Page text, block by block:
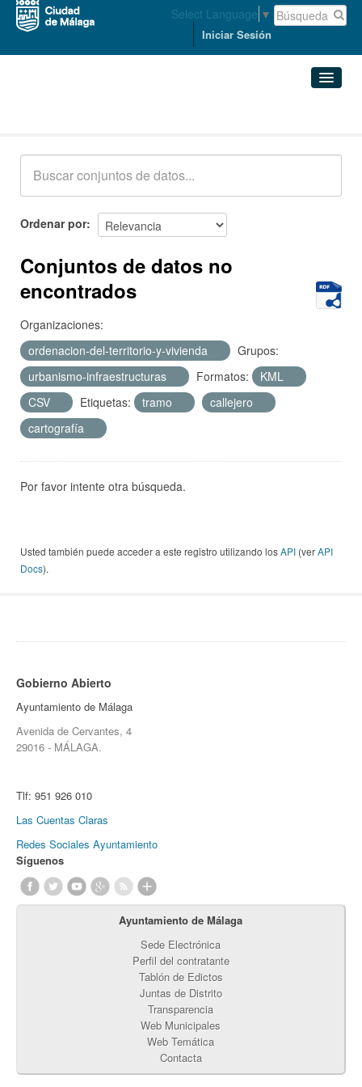
Select Language ▼
Iniciar Sesión
Acerca de
Ordenar por
Conjuntos de datos no
encontrados
Organizaciones:
ordenacion-del-territorio-y-vivienda
Grupos:
urbanismo-infraestructuras
Formatos:
KML
CSV
Etiquetas: tramo
callejero
cartografía
Por favor intente otra búsqueda.
Usted también puede acceder a este registro utilizando losAPI (verAPI
Docs).
Gobierno Abierto
Ayuntamiento de Málaga
Avenida de Cervantes, 4
29016 - MÁLAGA.
Tlf: 951 926 010
Las Cuentas Claras
Redes Sociales Ayuntamiento
Síguenos
Ayuntamiento de Málaga
Sede Electrónica
Perfil del contratante
Tablón de Edictos
Juntas de Distrito
Transparencia
Web Municipales
Web Temática
Contacta